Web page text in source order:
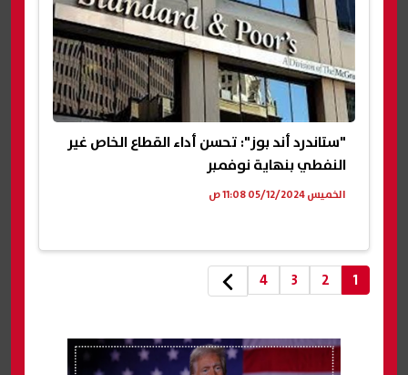
"ستاندرد أند بوز": تحسن أداء القطاع الخاص غير
النفطي بنهاية نوفمبر
الخميس 05/12/2024 11:08 ص
1
2
3
4